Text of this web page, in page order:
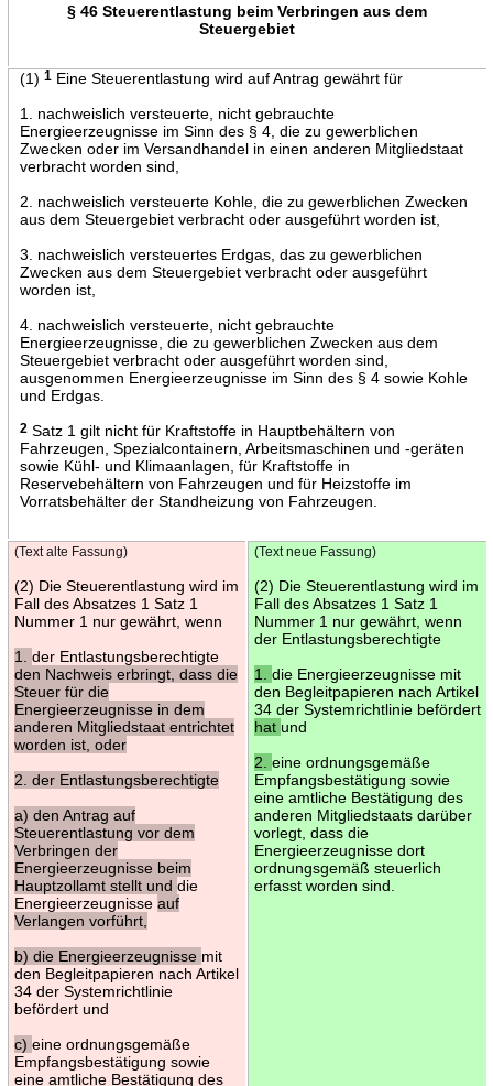
§ 46 Steuerentlastung beim Verbringen aus dem
Steuergebiet
(1) 1Eine Steuerentlastung wird auf Antrag gewährt für
1. nachweislich versteuerte, nicht gebrauchte
Energieerzeugnisse im Sinn des § 4, die zu gewerblichen
Zwecken oder im Versandhandel in einen anderen Mitgliedstaat
verbracht worden sind,
2. nachweislich versteuerte Kohle, die zu gewerblichen Zwecken
aus dem Steuergebiet verbracht oder ausgeführt worden ist,
3. nachweislich versteuertes Erdgas, das zu gewerblichen
Zwecken aus dem Steuergebiet verbracht oder ausgeführt
worden ist,
4. nachweislich versteuerte, nicht gebrauchte
Energieerzeugnisse, die zu gewerblichen Zwecken aus dem
Steuergebiet verbracht oder ausgeführt worden sind,
ausgenommen Energieerzeugnisse im Sinn des § 4 sowie Kohle
und Erdgas.
2Satz 1 gilt nicht für Kraftstoffe in Hauptbehältern von
Fahrzeugen, Spezialcontainern, Arbeitsmaschinen und -geräten
sowie Kühl- und Klimaanlagen, für Kraftstoffe in
Reservebehältern von Fahrzeugen und für Heizstoffe im
Vorratsbehälter der Standheizung von Fahrzeugen.
(Text alte Fassung)
(2) Die Steuerentlastung wird im
Fall des Absatzes 1 Satz 1
Nummer 1 nur gewährt, wenn
1. der Entlastungsberechtigte
den Nachweis erbringt, dass die
Steuer für die
Energieerzeugnisse in dem
anderen Mitgliedstaat entrichtet
worden ist, oder
2. der Entlastungsberechtigte
a) den Antrag auf
Steuerentlastung vor dem
Verbringen der
Energieerzeugnisse beim
Hauptzollamt stellt und die
Energieerzeugnisse auf
Verlangen vorführt,
b) die Energieerzeugnisse mit
den Begleitpapieren nach Artikel
34 der Systemrichtlinie
befördert und
c) eine ordnungsgemäße
Empfangsbestätigung sowie
eine amtliche Bestätigung des
(Text neue Fassung)
(2) Die Steuerentlastung wird im
Fall des Absatzes 1 Satz 1
Nummer 1 nur gewährt, wenn
der Entlastungsberechtigte
1. die Energieerzeugnisse mit
den Begleitpapieren nach Artikel
34 der Systemrichtlinie befördert
hat und
2. eine ordnungsgemäße
Empfangsbestätigung sowie
eine amtliche Bestätigung des
anderen Mitgliedstaats darüber
vorlegt, dass die
Energieerzeugnisse dort
ordnungsgemäß steuerlich
erfasst worden sind.